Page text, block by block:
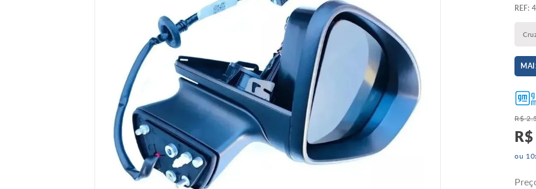
:
R$ 2.
R$
ou 10
correia dentada
amortecedores